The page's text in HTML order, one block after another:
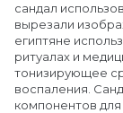
сандал
вырезали
египтяне
ритуалах и
тонизирующее
воспаления.
компонентов для